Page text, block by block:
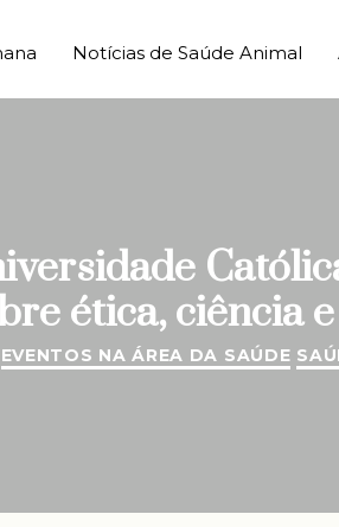
Notícias de Saúde Animal
ética, ciência
EVENTOS NA ÁREA DA SAÚDE